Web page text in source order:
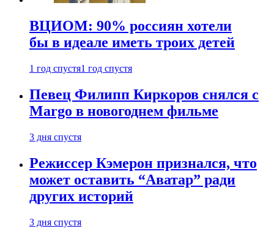
ВЦИОМ: 90% россиян хотели
бы в идеале иметь троих детей
1 год спустя1 год спустя
Певец Филипп Киркоров снялся с
Margo в новогоднем фильме
3 дня спустя
Режиссер Кэмерон признался, что
может оставить “Аватар” ради
других историй
3 дня спустя